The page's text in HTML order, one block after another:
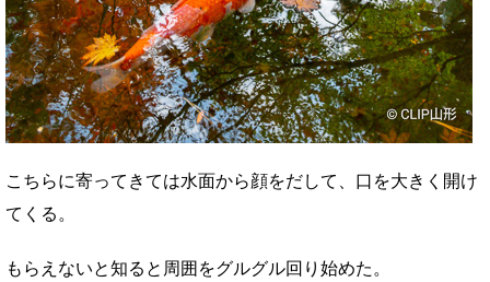
こちらに寄ってきては水面から顔をだして、口を大きく開け
てくる。
もらえないと知ると周囲をグルグル回り始めた。